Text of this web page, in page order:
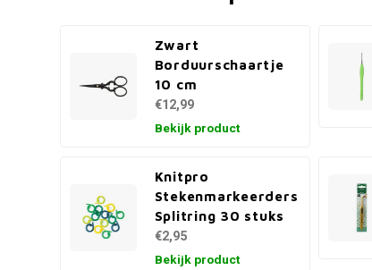
Zwart
Borduurschaartje
10 cm
€12,99
Bekijk product
Knitpro
Stekenmarkeerders
Splitring 30 stuks
€2,95
Bekijk product